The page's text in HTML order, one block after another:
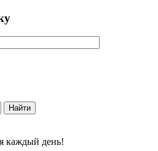
каждый день!